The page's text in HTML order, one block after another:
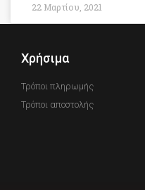
22 Μαρτίου, 2021
Χρήσιμα
Τρόποι πληρωμής
Τρόποι αποστολής